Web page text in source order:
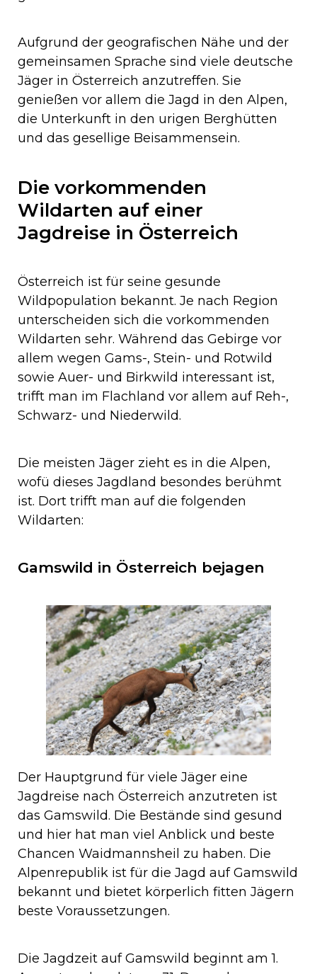
Aufgrund der geografischen Nähe und der
gemeinsamen Sprache sind viele deutsche
Jäger in Österreich anzutreffen. Sie
genießen vor allem die Jagd in den Alpen,
die Unterkunft in den urigen Berghütten
und das gesellige Beisammensein.
Die vorkommenden
Wildarten auf einer
Jagdreise in Österreich
Österreich ist für seine gesunde
Wildpopulation bekannt. Je nach Region
unterscheiden sich die vorkommenden
Wildarten sehr. Während das Gebirge vor
allem wegen Gams-, Stein- und Rotwild
sowie Auer- und Birkwild interessant ist,
trifft man im Flachland vor allem auf Reh-,
Schwarz- und Niederwild.
Die meisten Jäger zieht es in die Alpen,
wofü dieses Jagdland besondes berühmt
ist. Dort trifft man auf die folgenden
Wildarten:
Gamswild in Österreich bejagen
Der Hauptgrund für viele Jäger eine
Jagdreise nach Österreich anzutreten ist
das Gamswild. Die Bestände sind gesund
und hier hat man viel Anblick und beste
Chancen Waidmannsheil zu haben. Die
Alpenrepublik ist für die Jagd auf Gamswild
bekannt und bietet körperlich fitten Jägern
beste Voraussetzungen.
Die Jagdzeit auf Gamswild beginnt am 1.